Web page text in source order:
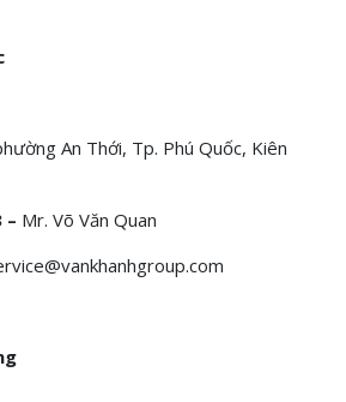
An Thới, Tp. Phú Quốc, Kiên
– Mr. Võ Văn Quan